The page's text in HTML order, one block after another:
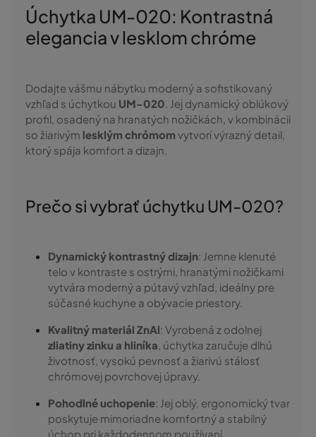
Úchytka UM-020: Kontrastná
elegancia v lesklom chróme
Dodajte vášmu nábytku moderný a sofistikovaný
vzhľad s úchytkou UM-020. Jej dynamický oblúkový
profil, osadený na hranatých nožičkách, v kombinácii
so žiarivým lesklým chrómom vytvorí výrazný detail,
ktorý spája komfort a dizajn.
Prečo si vybrať úchytku UM-020?
Dynamický kontrastný dizajn: Jemne klenuté
telo v kontraste s ostrými, hranatými nožičkami
vytvára moderný a pútavý vzhľad, ideálny pre
súčasné kuchyne a obývacie priestory.
Kvalitný materiál ZnAl: Vyrobená z odolnej
zliatiny zinku a hliníka, úchytka zaručuje dlhú
životnosť, vysokú pevnosť a žiarivú stálosť
chrómovej povrchovej úpravy.
Pohodlné uchopenie: Jej oblý, ergonomický tvar
poskytuje mimoriadne komfortný a stabilný
úchop pri každodennom používaní.